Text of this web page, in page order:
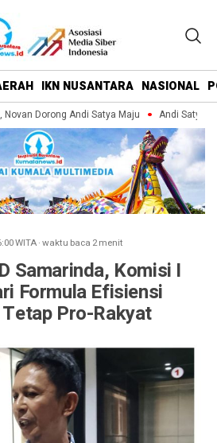
IKN NUSANTARA NASIONAL
Dorong Andi Satya Maju Andi Satya
WITA·waktu baca 2 menit
Samarinda, Komisi I
Formula Efisiensi
Pro-Rakyat